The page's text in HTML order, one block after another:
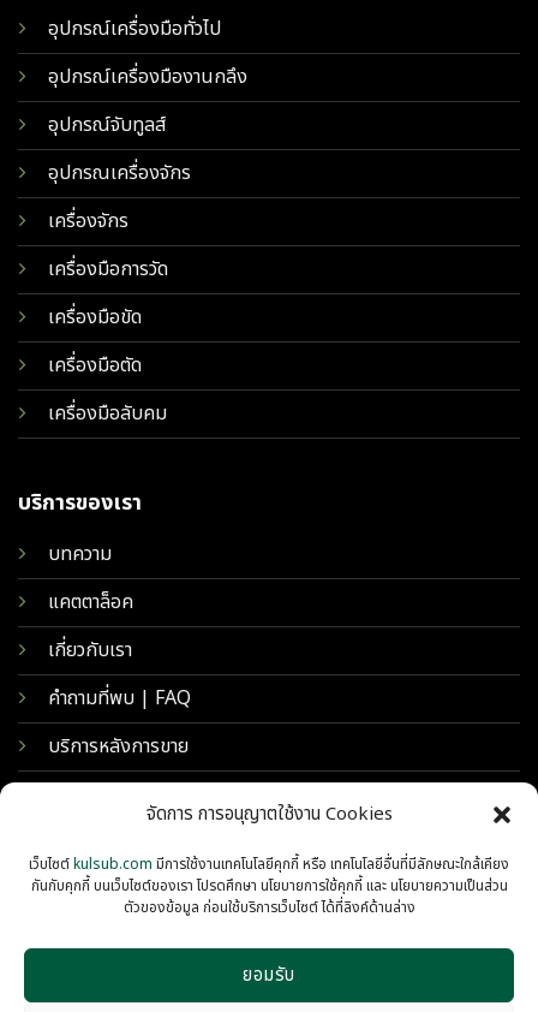
จัดการ การอนุญาตใช้งาน Cookies
เว็บไซต์kulsub.com มีการใช้งานเทคโนโลยีคุกกี้ หรือ เทคโนโลยีอื่นที่มีลักษณะใกล้เคียง
กันกับคุกกี้ บนเว็บไซต์ของเรา โปรดศึกษา นโยบายการใช้คุกกี้ และ นโยบายความเป็นส่วน
ตัวของข้อมูล ก่อนใช้บริการเว็บไซต์ ได้ที่ลิงค์ด้านล่าง
ยอมรับ
อุปกรณ์เครื่องมือทั่วไป
อุปกรณ์เครื่องมืองานกลึง
อุปกรณ์จับทูลส์
อุปกรณเครื่องจักร
เครื่องจักร
เครื่องมือการวัด
เครื่องมือขัด
เครื่องมือตัด
เครื่องมือลับคม
บริการของเรา
บทความ
แคตตาล็อค
เกี่ยวกับเรา
คำถามที่พบ | FAQ
บริการหลังการขาย
© 2026 KULSUB INTERTRADING